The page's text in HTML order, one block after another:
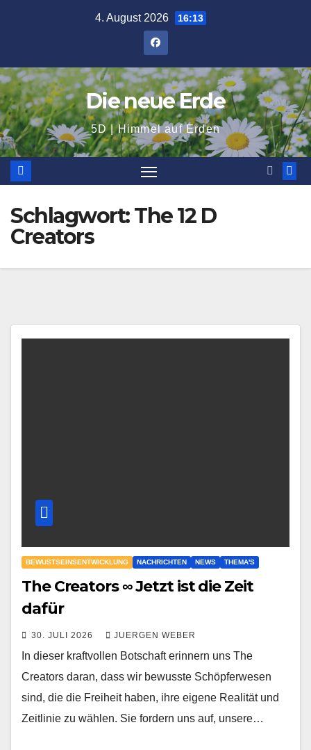
4. August 2026 16:13
Die neue Erde
5D | Himmel auf Erden
Schlagwort:The 12 D
Creators
BEWUSTSEINSENTWICKLUNG NACHRICHTEN NEWS THEMA'S
The Creators ∞ Jetzt ist die Zeit
dafür
30. JULI 2026 JUERGEN WEBER
In dieser kraftvollen Botschaft erinnern uns The
Creators daran, dass wir bewusste Schöpferwesen
sind, die die Freiheit haben, ihre eigene Realität und
Zeitlinie zu wählen. Sie fordern uns auf, unsere…